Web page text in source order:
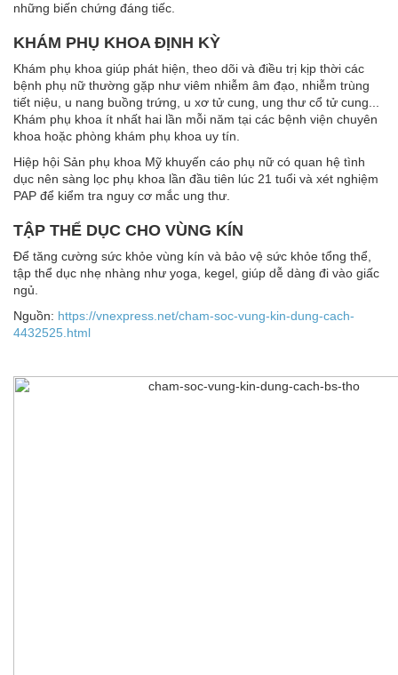
những biến chứng đáng tiếc.
KHÁM PHỤ KHOA ĐỊNH KỲ
Khám phụ khoa giúp phát hiện, theo dõi và điều trị kịp thời các
bệnh phụ nữ thường gặp như viêm nhiễm âm đạo, nhiễm trùng
tiết niệu, u nang buồng trứng, u xơ tử cung, ung thư cổ tử cung...
Khám phụ khoa ít nhất hai lần mỗi năm tại các bệnh viện chuyên
khoa hoặc phòng khám phụ khoa uy tín.
Hiệp hội Sản phụ khoa Mỹ khuyến cáo phụ nữ có quan hệ tình
dục nên sàng lọc phụ khoa lần đầu tiên lúc 21 tuổi và xét nghiệm
PAP để kiểm tra nguy cơ mắc ung thư.
TẬP THỂ DỤC CHO VÙNG KÍN
Để tăng cường sức khỏe vùng kín và bảo vệ sức khỏe tổng thể,
tập thể dục nhẹ nhàng như yoga, kegel, giúp dễ dàng đi vào giấc
ngủ.
Nguồn: https://vnexpress.net/cham-soc-vung-kin-dung-cach-
4432525.html